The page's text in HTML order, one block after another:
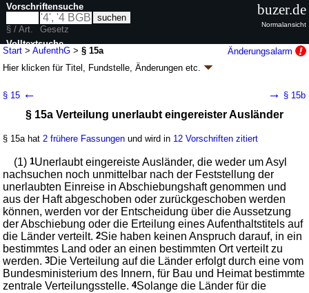
Start >AufenthG >§ 15a
Änderungsalarm
Hier klicken fürTitel, Fundstelle, Änderungen etc.
Artikel 13G. v. 22.07.2026BGBl. 2026 I Nr. 222
136 weitere Fassungen | Drucksachen / Entwurf / Begründung
Kapitel 2 Einreise und Aufenthalt im Bundesgebiet
Abschnitt 2 Einreise
§ 15 ← → § 15b
§ 15a Verteilung unerlaubt eingereister Ausländer
§ 15a hat 2 frühere Fassungen und wird in 12 Vorschriften zitiert
(1)1Unerlaubt eingereiste Ausländer, die weder um Asyl
nachsuchen noch unmittelbar nach der Feststellung der
unerlaubten Einreise in Abschiebungshaft genommen und
aus der Haft abgeschoben oder zurückgeschoben werden
können, werden vor der Entscheidung über die Aussetzung
der Abschiebung oder die Erteilung eines Aufenthaltstitels auf
die Länder verteilt.2Sie haben keinen Anspruch darauf, in ein
bestimmtes Land oder an einen bestimmten Ort verteilt zu
werden.3Die Verteilung auf die Länder erfolgt durch eine vom
Bundesministerium des Innern, für Bau und Heimat bestimmte
zentrale Verteilungsstelle.4Solange die Länder für die
Vorschriftensuche
§ / Art.
Gesetz
Volltextsuche
nur in AufenthG
buzer.de
Normalansicht